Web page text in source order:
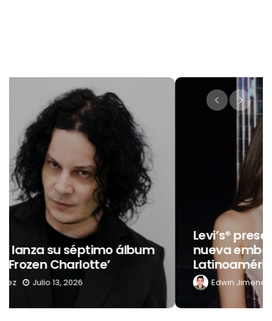
Levi’s® presenta a Belinda como su
nueva embajadora para
Latinoamérica
Edwin Jimenez Julio 13, 2026